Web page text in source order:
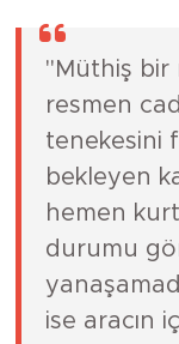
"Müthiş bir
resmen
tenekesini
bekleyen
hemen
durumu
ise aracın